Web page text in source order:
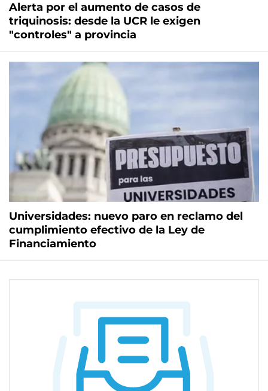
Alerta por el aumento de casos de
triquinosis: desde la UCR le exigen
"controles" a provincia
Universidades: nuevo paro en reclamo del
cumplimiento efectivo de la Ley de
Financiamiento